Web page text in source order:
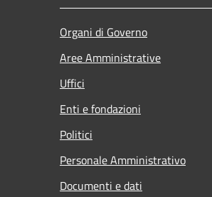
Organi di Governo
Aree Amministrative
Uffici
Enti e fondazioni
Politici
Personale Amministrativo
Documenti e dati